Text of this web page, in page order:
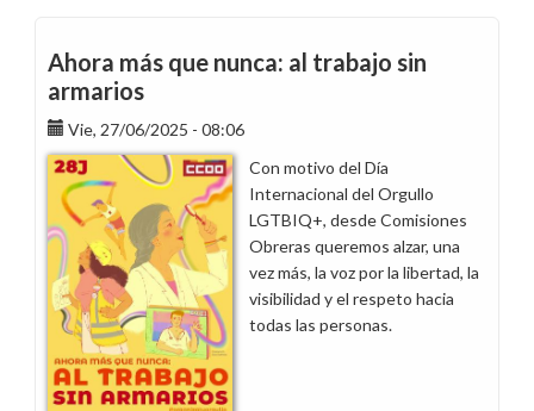
las
no
tiene
colores:
tiene
víctimas
Ahora más que nunca: al trabajo sin
armarios
Vie, 27/06/2025 - 08:06
Con motivo del Día
Internacional del Orgullo
LGTBIQ+, desde Comisiones
Obreras queremos alzar, una
vez más, la voz por la libertad, la
visibilidad y el respeto hacia
todas las personas.